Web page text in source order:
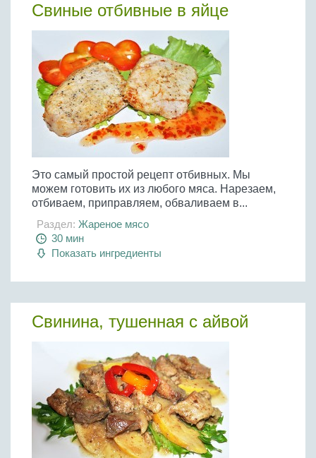
Свиные отбивные в яйце
Это самый простой рецепт отбивных. Мы
можем готовить их из любого мяса. Нарезаем,
отбиваем, приправляем, обваливаем в...
Раздел: Жареное мясо
30 мин
Показать ингредиенты
Свинина, тушенная с айвой